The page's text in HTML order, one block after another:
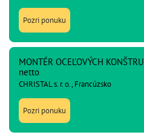
Pozri ponuku
MONTÉR OCEĽOVÝCH
netto
CHRISTAL s. r. o., Francúzsko
Pozri ponuku